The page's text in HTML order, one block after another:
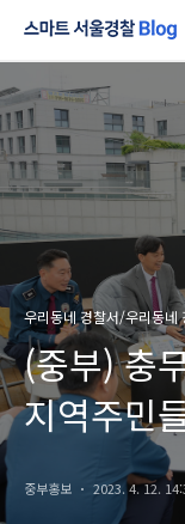
우리동네 경찰서/우리동네
(중부) 충
지역주민
"공감치
중부홍보 2023. 4. 12.